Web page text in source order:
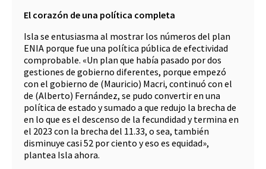
El corazón de una política completa
Isla se entusiasma al mostrar los números del plan
ENIA porque fue una política pública de efectividad
comprobable. «Un plan que había pasado por dos
gestiones de gobierno diferentes, porque empezó
con el gobierno de (Mauricio) Macri, continuó con el
de (Alberto) Fernández, se pudo convertir en una
política de estado y sumado a que redujo la brecha de
en lo que es el descenso de la fecundidad y termina en
el 2023 con la brecha del 11.33, o sea, también
disminuye casi 52 por ciento y eso es equidad»,
plantea Isla ahora.